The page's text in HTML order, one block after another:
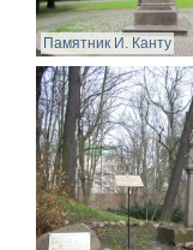
Памятник И. Канту